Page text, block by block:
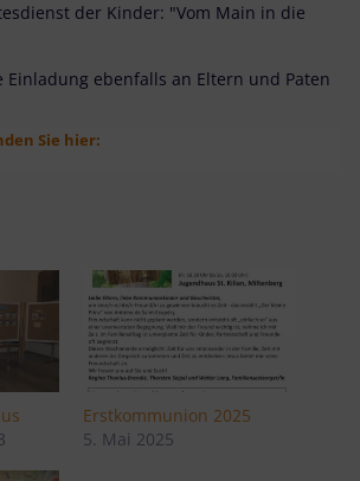
der Kinder: "Vom Main in die
Einladung ebenfalls an Eltern und Paten
Sie hier:
Erstkommunion 2025
5. Mai 2025